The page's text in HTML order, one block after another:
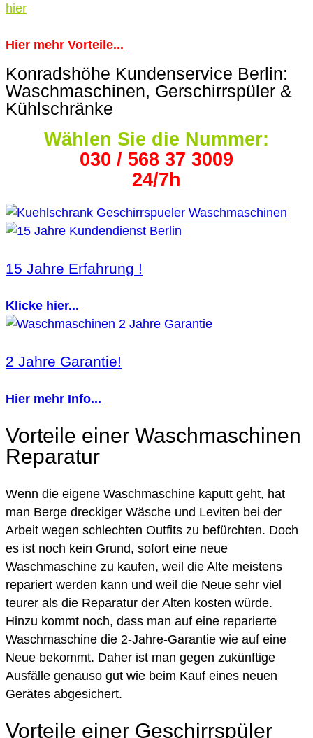
hier
Hier mehr Vorteile...
Konradshöhe Kundenservice Berlin:
Waschmaschinen, Gerschirrspüler &
Kühlschränke
Wählen Sie die Nummer:
030 / 568 37 3009
24/7h
15 Jahre Erfahrung !
Klicke hier...
2 Jahre Garantie!
Hier mehr Info...
Vorteile einer Waschmaschinen
Reparatur
Wenn die eigene Waschmaschine kaputt geht, hat
man Berge dreckiger Wäsche und Leviten bei der
Arbeit wegen schlechten Outfits zu befürchten. Doch
es ist noch kein Grund, sofort eine neue
Waschmaschine zu kaufen, weil die Alte meistens
repariert werden kann und weil die Neue sehr viel
teurer als die Reparatur der Alten kosten würde.
Hinzu kommt noch, dass man auf eine reparierte
Waschmaschine die 2-Jahre-Garantie wie auf eine
Neue bekommt. Daher ist man gegen zukünftige
Ausfälle genauso gut wie beim Kauf eines neuen
Gerätes abgesichert.
Vorteile einer Geschirrspüler